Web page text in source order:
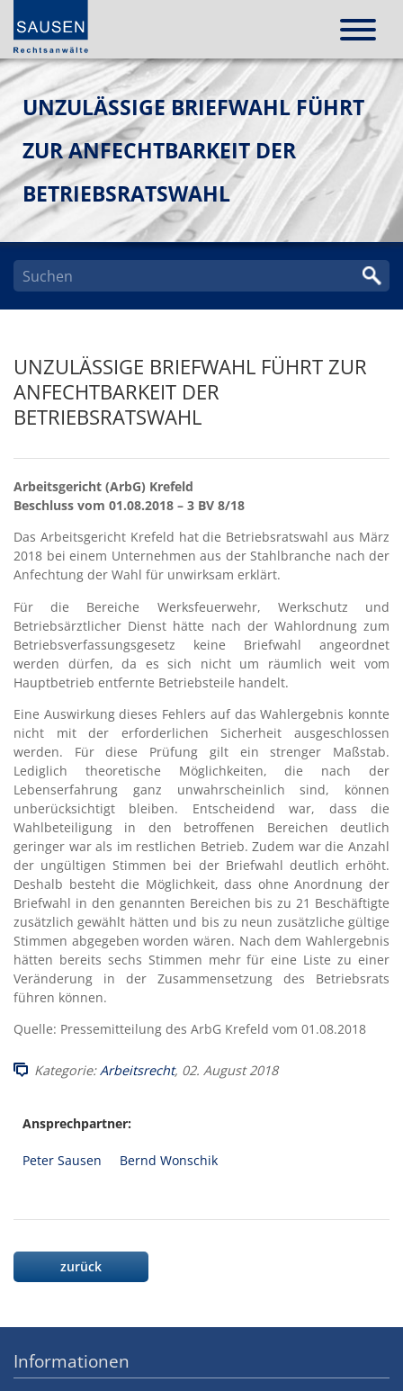
UNZULÄSSIGE BRIEFWAHL FÜHRT
ZUR ANFECHTBARKEIT DER
BETRIEBSRATSWAHL
UNZULÄSSIGE BRIEFWAHL FÜHRT ZUR
ANFECHTBARKEIT DER
BETRIEBSRATSWAHL
Arbeitsgericht (ArbG) Krefeld
Beschluss vom 01.08.2018 – 3 BV 8/18
Das Arbeitsgericht Krefeld hat die Betriebsratswahl aus März
2018 bei einem Unternehmen aus der Stahlbranche nach der
Anfechtung der Wahl für unwirksam erklärt.
Für die Bereiche Werksfeuerwehr, Werkschutz und
Betriebsärztlicher Dienst hätte nach der Wahlordnung zum
Betriebsverfassungsgesetz keine Briefwahl angeordnet
werden dürfen, da es sich nicht um räumlich weit vom
Hauptbetrieb entfernte Betriebsteile handelt.
Eine Auswirkung dieses Fehlers auf das Wahlergebnis konnte
nicht mit der erforderlichen Sicherheit ausgeschlossen
werden. Für diese Prüfung gilt ein strenger Maßstab.
Lediglich theoretische Möglichkeiten, die nach der
Lebenserfahrung ganz unwahrscheinlich sind, können
unberücksichtigt bleiben. Entscheidend war, dass die
Wahlbeteiligung in den betroffenen Bereichen deutlich
geringer war als im restlichen Betrieb. Zudem war die Anzahl
der ungültigen Stimmen bei der Briefwahl deutlich erhöht.
Deshalb besteht die Möglichkeit, dass ohne Anordnung der
Briefwahl in den genannten Bereichen bis zu 21 Beschäftigte
zusätzlich gewählt hätten und bis zu neun zusätzliche gültige
Stimmen abgegeben worden wären. Nach dem Wahlergebnis
hätten bereits sechs Stimmen mehr für eine Liste zu einer
Veränderung in der Zusammensetzung des Betriebsrats
führen können.
Quelle: Pressemitteilung des ArbG Krefeld vom 01.08.2018
Kategorie:Arbeitsrecht, 02. August 2018
Ansprechpartner:
Peter Sausen Bernd Wonschik
zurück
Informationen